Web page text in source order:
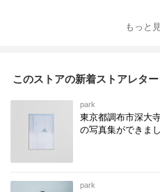
もっと
このストアの新着ストアレター
park
東京都調布市深大
の写真集ができまし
park